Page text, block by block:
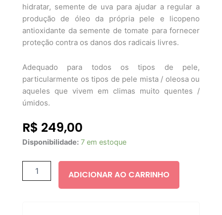
hidratar, semente de uva para ajudar a regular a
produção de óleo da própria pele e licopeno
antioxidante da semente de tomate para fornecer
proteção contra os danos dos radicais livres.
Adequado para todos os tipos de pele,
particularmente os tipos de pele mista / oleosa ou
aqueles que vivem em climas muito quentes /
úmidos.
R$ 249,00
Disponibilidade: 7 em estoque
Trilogy
Oil
Light
Blend
ADICIONAR AO CARRINHO